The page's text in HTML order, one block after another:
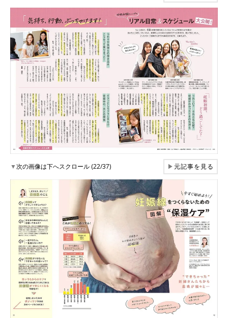
▼次の画像は下へスクロール (22/37) ▶元記事を見る